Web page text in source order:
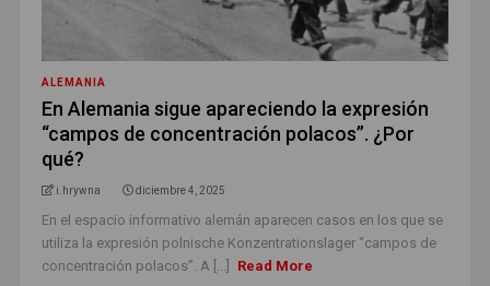
ALEMANIA
En Alemania sigue apareciendo la expresión
“campos de concentración polacos”. ¿Por
qué?
i.hrywna diciembre 4, 2025
En el espacio informativo alemán aparecen casos en los que se
utiliza la expresión polnische Konzentrationslager “campos de
concentración polacos”. A [...]
Read More